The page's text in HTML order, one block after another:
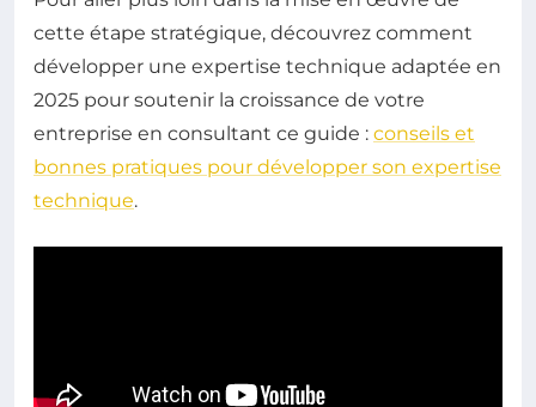
cette étape stratégique, découvrez comment
développer une expertise technique adaptée en
2025 pour soutenir la croissance de votre
entreprise en consultant ce guide : conseils et
bonnes pratiques pour développer son expertise
technique.